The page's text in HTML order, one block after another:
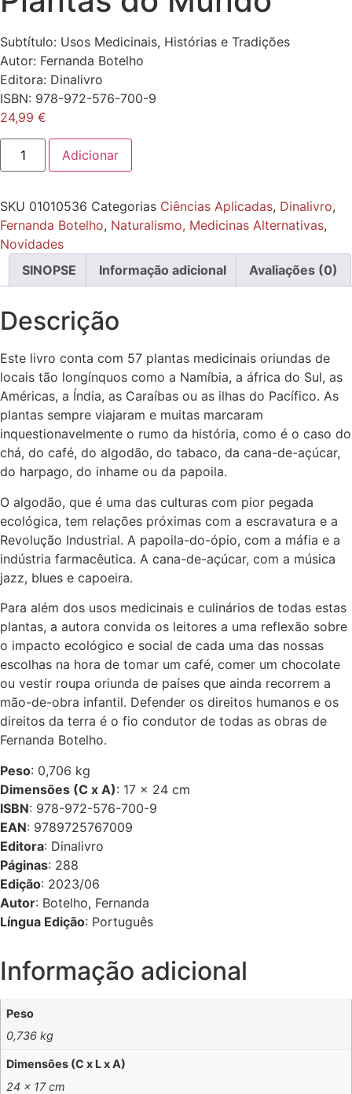
Subtítulo: Usos Medicinais, Histórias e Tradições
Autor: Fernanda Botelho
Editora: Dinalivro
ISBN: 978-972-576-700-9
24,99 €
Quantidade
Plantas
Adicionar
SKU 01010536 Categorias Ciências Aplicadas, Dinalivro,
Fernanda Botelho, Naturalismo, Medicinas Alternativas,
Novidades
SINOPSE
Informação adicional Avaliações (0)
Descrição
Este livro conta com 57 plantas medicinais oriundas de
locais tão longínquos como a Namíbia, a áfrica do Sul, as
Américas, a Índia, as Caraíbas ou as ilhas do Pacífico. As
plantas sempre viajaram e muitas marcaram
inquestionavelmente o rumo da história, como é o caso do
chá, do café, do algodão, do tabaco, da cana-de-açúcar,
do harpago, do inhame ou da papoila.
O algodão, que é uma das culturas com pior pegada
ecológica, tem relações próximas com a escravatura e a
Revolução Industrial. A papoila-do-ópio, com a máfia e a
indústria farmacêutica. A cana-de-açúcar, com a música
jazz, blues e capoeira.
Para além dos usos medicinais e culinários de todas estas
plantas, a autora convida os leitores a uma reflexão sobre
o impacto ecológico e social de cada uma das nossas
escolhas na hora de tomar um café, comer um chocolate
ou vestir roupa oriunda de países que ainda recorrem a
mão-de-obra infantil. Defender os direitos humanos e os
direitos da terra é o fio condutor de todas as obras de
Fernanda Botelho.
Peso: 0,706 kg
Dimensões (C x A): 17 × 24 cm
ISBN: 978-972-576-700-9
EAN: 9789725767009
Editora: Dinalivro
Páginas: 288
Edição: 2023/06
Autor: Botelho, Fernanda
Língua Edição: Português
Informação adicional
Peso
0,736 kg
Dimensões (C x L x A)
24 × 17 cm